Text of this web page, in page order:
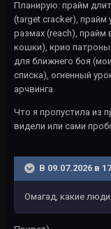
Планирую: прайм
(target cracker), прайм
размах (reach), прайм
кошки), крио патроны
для ближнего боя
списка), огненный
арчвинга.
Что я пропустила из
видели или сами
В 09.07.2026 в
Омагад, какие люди